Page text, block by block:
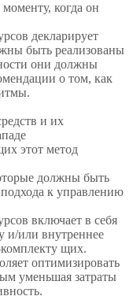
когда он
декларирует
быть реализованы
они должны
о том, как
и их
этот метод
должны быть
к управлению
включает в себя
и/или внутреннее
щих.
оптимизировать
уменьшая затраты